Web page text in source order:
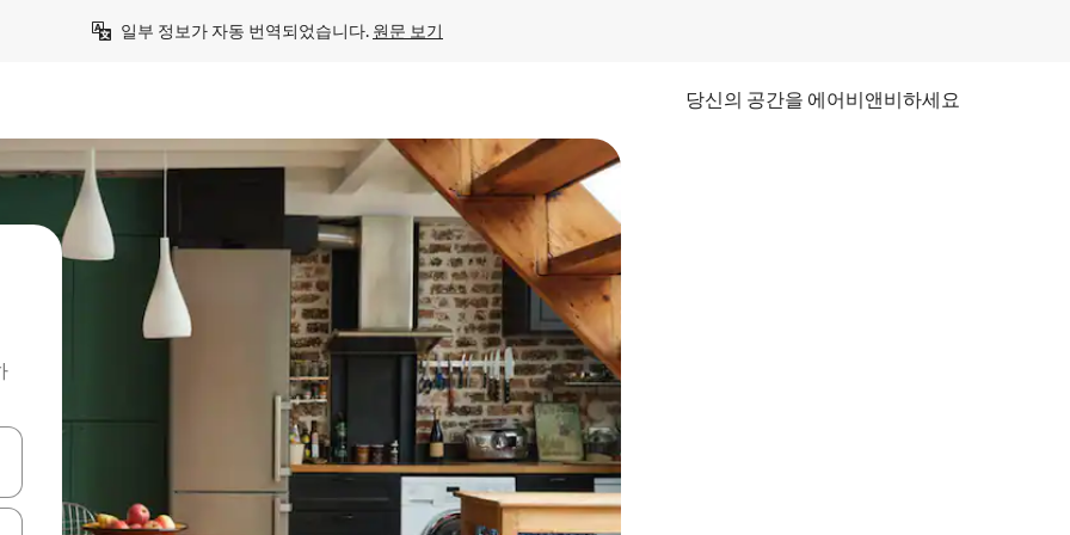
일부 정보가 자동 번역되었습니다. 원문 보기
당신의 공간을 에어비앤비하세요